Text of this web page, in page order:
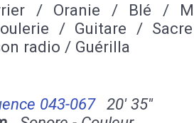
/ Oranie / Blé /
/ Guitare /
radio / Guérilla
043-067
20' 35''